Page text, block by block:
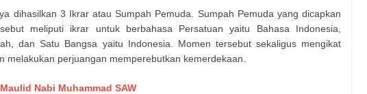
dihasilkan 3 Ikrar atau Sumpah Pemuda. Sumpah Pemuda yang dicapkan
meliputi ikrar untuk berbahasa Persatuan yaitu Bahasa Indonesia,
dan Satu Bangsa yaitu Indonesia. Momen tersebut sekaligus mengikat
melakukan perjuangan memperebutkan kemerdekaan.
Nabi Muhammad SAW